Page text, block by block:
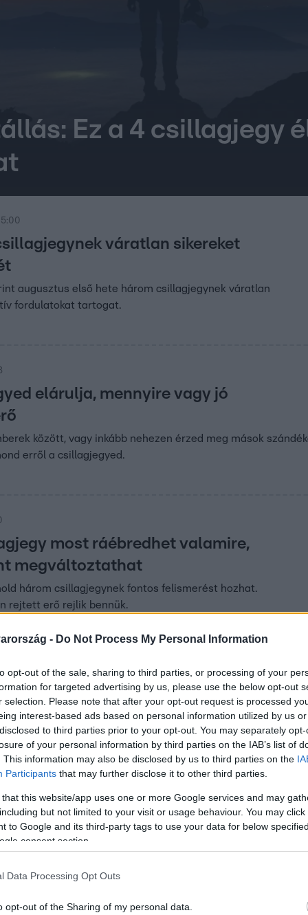
- Do Not Process My Personal Information
opt-out of the sale, sharing to third parties, or processing of your
for targeted advertising by us, please use the below opt-out
selection. Please note that after your opt-out request is processed
interest-based ads based on personal information utilized by us
to third parties prior to your opt-out. You may separately
of your personal information by third parties on the IAB’s list of
This information may also be disclosed by us to third parties on the
Participants that may further disclose it to other third parties.
that this website/app uses one or more Google services and may
but not limited to your visit or usage behaviour. You may
to Google and its third-party tags to use your data for below
consent section.
Data Processing Opt Outs
opt-out of the Sharing of my personal data.
Ez a 4 csillagjegy
váratlan sikereket
augusztus első hete három csillagjegynek váratlan
fordulatokat tartogat.
elárulja, mennyire vagy jó
között, vagy inkább nehezen érzed meg mások
erről a csillagjegyed.
most ráébredhet valamire,
megváltoztathat
három csillagjegynek fontos felismerést hozhat.
rejtett erő rejlik bennük.
ezt tartogatják a csillagok
július 17–31.: szerelem, karrier, pénzügyek és egészség –
minden jegynek.
szerint most kezdődik az év egyik
időszaka
újhold különleges energiákat hoz július közepén. A horoszkóp